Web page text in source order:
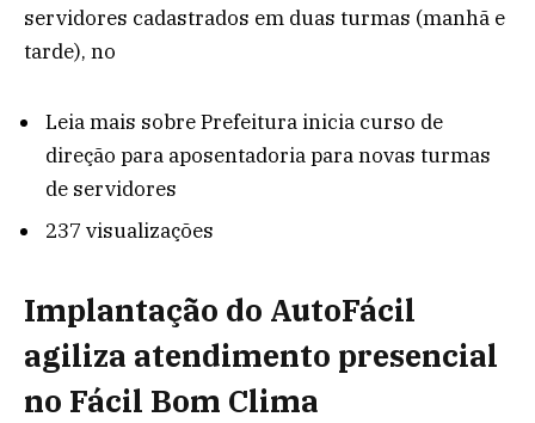
servidores cadastrados em duas turmas (manhã e
tarde), no
Leia mais sobre Prefeitura inicia curso de
direção para aposentadoria para novas turmas
de servidores
237 visualizações
Implantação do AutoFácil
agiliza atendimento presencial
no Fácil Bom Clima